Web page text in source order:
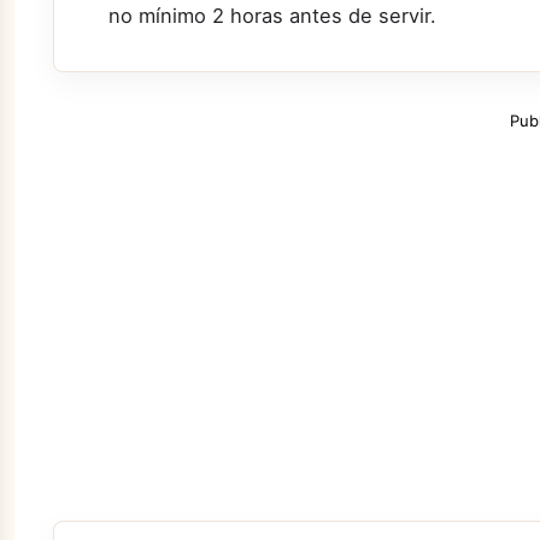
no mínimo 2 horas antes de servir.